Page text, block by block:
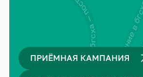
ПРИЁМНАЯ КАМПАНИЯ